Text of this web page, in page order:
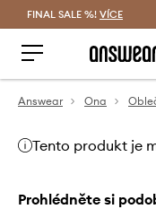
FINAL SALE %! VÍCE
Answear Ona
Tento produkt je
Prohlédněte si